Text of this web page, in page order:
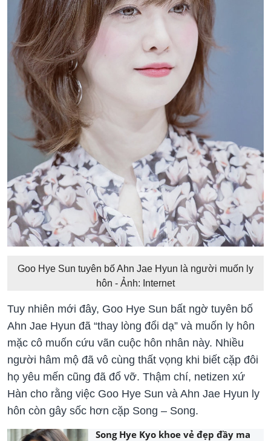
Goo Hye Sun tuyên bố Ahn Jae Hyun là người muốn ly
hôn - Ảnh: Internet
Tuy nhiên mới đây, Goo Hye Sun bất ngờ tuyên bố
Ahn Jae Hyun đã “thay lòng đổi dạ” và muốn ly hôn
mặc cô muốn cứu vãn cuộc hôn nhân này. Nhiều
người hâm mộ đã vô cùng thất vọng khi biết cặp đôi
họ yêu mến cũng đã đổ vỡ. Thậm chí, netizen xứ
Hàn cho rằng việc Goo Hye Sun và Ahn Jae Hyun ly
hôn còn gây sốc hơn cặp Song – Song.
Song Hye Kyo khoe vẻ đẹp đầy ma